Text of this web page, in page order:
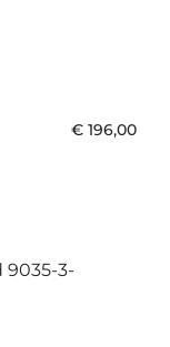
€ 196,00